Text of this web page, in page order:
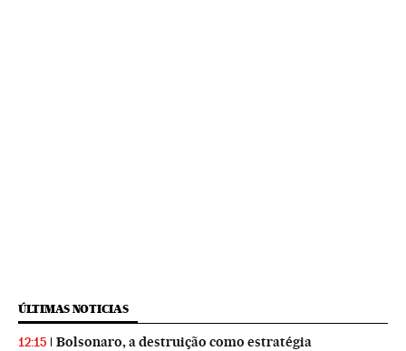
ÚLTIMAS NOTICIAS
12:15 Bolsonaro, a destruição como estratégia